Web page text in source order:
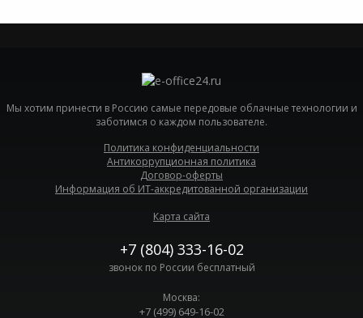
Мы хотим принести в Россию самые передовые облачные технологии и
заботимся о каждом пользователе.
Политика конфиденциальности
Антикоррупционная политика
Договор-оферты
Информация об ИТ-аккредитованной организации
Карта сайта
+7 (804) 333-16-02
звонок по России бесплатный
Москва:
+7 (499) 649-16-02